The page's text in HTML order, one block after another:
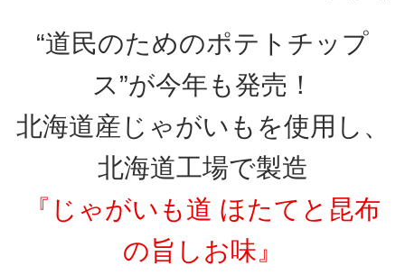
“道民のためのポテトチップ
ス”が今年も発売！
北海道産じゃがいもを使用し、
北海道工場で製造
『じゃがいも道 ほたてと昆布
の旨しお味』